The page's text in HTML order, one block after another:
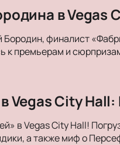
в Vegas
финалист
к премьерам и
Vegas City
в Vegas City Hall!
а также миф о